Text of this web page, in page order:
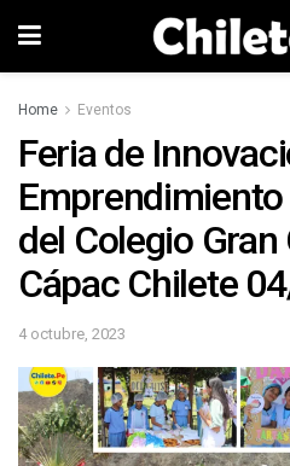
Home Eventos
Feria de
del Colegio
Cápac Chilete
4 octubre, 2023